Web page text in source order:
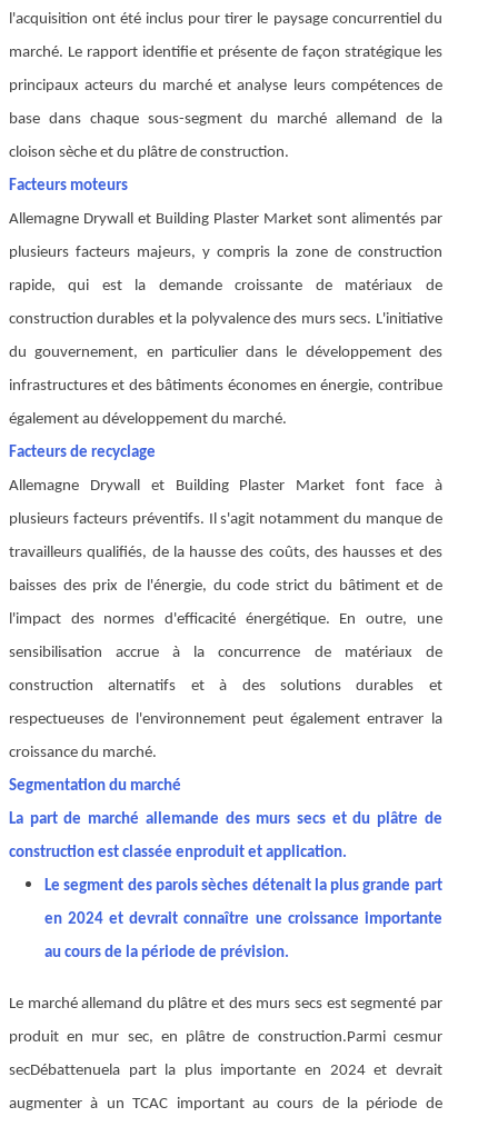
l'acquisition ont été inclus pour tirer le paysage concurrentiel du
marché. Le rapport identifie et présente de façon stratégique les
principaux acteurs du marché et analyse leurs compétences de
base dans chaque sous-segment du marché allemand de la
cloison sèche et du plâtre de construction.
Facteurs moteurs
Allemagne Drywall et Building Plaster Market sont alimentés par
plusieurs facteurs majeurs, y compris la zone de construction
rapide, qui est la demande croissante de matériaux de
construction durables et la polyvalence des murs secs. L'initiative
du gouvernement, en particulier dans le développement des
infrastructures et des bâtiments économes en énergie, contribue
également au développement du marché.
Facteurs de recyclage
Allemagne Drywall et Building Plaster Market font face à
plusieurs facteurs préventifs. Il s'agit notamment du manque de
travailleurs qualifiés, de la hausse des coûts, des hausses et des
baisses des prix de l'énergie, du code strict du bâtiment et de
l'impact des normes d'efficacité énergétique. En outre, une
sensibilisation accrue à la concurrence de matériaux de
construction alternatifs et à des solutions durables et
respectueuses de l'environnement peut également entraver la
croissance du marché.
Segmentation du marché
La part de marché allemande des murs secs et du plâtre de
construction est classée enproduit et application.
Le segment des parois sèches détenait la plus grande part
en 2024 et devrait connaître une croissance importante
au cours de la période de prévision.
Le marché allemand du plâtre et des murs secs est segmenté par
produit en mur sec, en plâtre de construction. Parmi cesmur
secDébattenue la part la plus importante en 2024 et devrait
augmenter à un TCAC important au cours de la période de